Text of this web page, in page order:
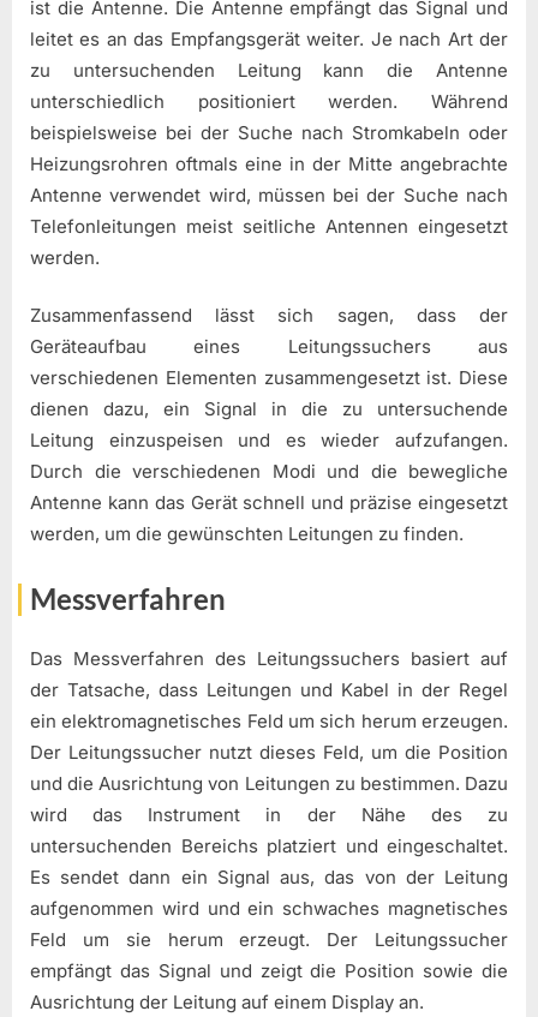
ist die Antenne. Die Antenne empfängt das Signal und
leitet es an das Empfangsgerät weiter. Je nach Art der
zu untersuchenden Leitung kann die Antenne
unterschiedlich positioniert werden. Während
beispielsweise bei der Suche nach Stromkabeln oder
Heizungsrohren oftmals eine in der Mitte angebrachte
Antenne verwendet wird, müssen bei der Suche nach
Telefonleitungen meist seitliche Antennen eingesetzt
werden.
Zusammenfassend lässt sich sagen, dass der
Geräteaufbau eines Leitungssuchers aus
verschiedenen Elementen zusammengesetzt ist. Diese
dienen dazu, ein Signal in die zu untersuchende
Leitung einzuspeisen und es wieder aufzufangen.
Durch die verschiedenen Modi und die bewegliche
Antenne kann das Gerät schnell und präzise eingesetzt
werden, um die gewünschten Leitungen zu finden.
Messverfahren
Das Messverfahren des Leitungssuchers basiert auf
der Tatsache, dass Leitungen und Kabel in der Regel
ein elektromagnetisches Feld um sich herum erzeugen.
Der Leitungssucher nutzt dieses Feld, um die Position
und die Ausrichtung von Leitungen zu bestimmen. Dazu
wird das Instrument in der Nähe des zu
untersuchenden Bereichs platziert und eingeschaltet.
Es sendet dann ein Signal aus, das von der Leitung
aufgenommen wird und ein schwaches magnetisches
Feld um sie herum erzeugt. Der Leitungssucher
empfängt das Signal und zeigt die Position sowie die
Ausrichtung der Leitung auf einem Display an.